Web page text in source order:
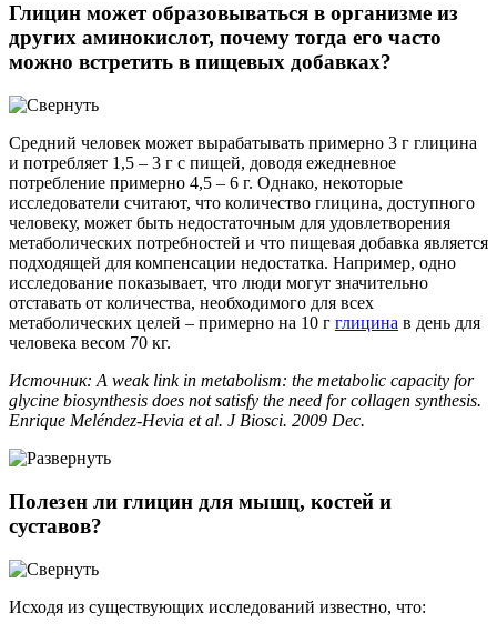
Глицин может образовываться в организме из
других аминокислот, почему тогда его часто
можно встретить в пищевых добавках?
Средний человек может вырабатывать примерно 3 г глицина
и потребляет 1,5 – 3 г с пищей, доводя ежедневное
потребление примерно 4,5 – 6 г. Однако, некоторые
исследователи считают, что количество глицина, доступного
человеку, может быть недостаточным для удовлетворения
метаболических потребностей и что пищевая добавка является
подходящей для компенсации недостатка. Например, одно
исследование показывает, что люди могут значительно
отставать от количества, необходимого для всех
метаболических целей – примерно на 10 г глицина в день для
человека весом 70 кг.
Источник: A weak link in metabolism: the metabolic capacity for
glycine biosynthesis does not satisfy the need for collagen synthesis.
Enrique Meléndez-Hevia et al. J Biosci. 2009 Dec.
Полезен ли глицин для мышц, костей и
суставов?
Исходя из существующих исследований известно, что: